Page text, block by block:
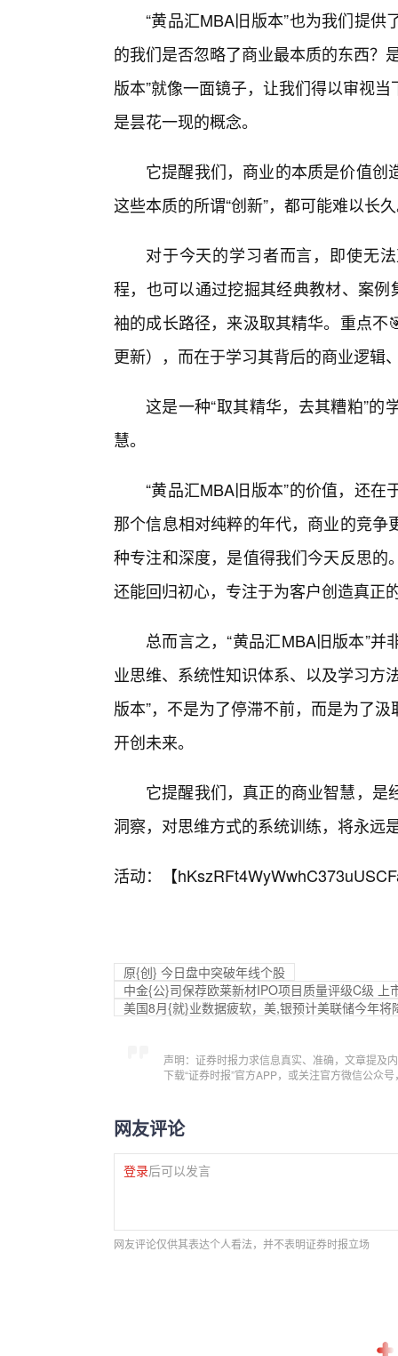
“黄品汇MBA旧版本”也为我们提
的我们是否忽略了商业最本质的东西？
版本”就像一面镜子，让我们得以审视
是昙花一现的概念。
它提醒我们，商业的本质是价值
这些本质的所谓“创新”，都可能难以长
对于今天的学习者而言，即使无
程，也可以通过挖掘其经典教材、案
袖的成长路径，来汲取其精华。重点
更新），而在于学习其背后的商业逻辑
这是一种“取其精华，去其糟粕”
慧。
“黄品汇MBA旧版本”的价值，还
那个信息相对纯粹的年代，商业的竞
种专注和深度，是值得我们今天反思
还能回归初心，专注于为客户创造真正
总而言之，“黄品汇MBA旧版本”
业思维、系统性知识体系、以及学习方
版本”，不是为了停滞不前，而是为了
开创未来。
它提醒我们，真正的商业智慧，
洞察，对思维方式的系统训练，将永远
活动：【
原{创} 今日盘中突破年线个股
中金{公}司保荐欧莱新材IPO项目质量评级C级 上
美国8月{就}业数据疲软，美,银预计美联储今年将
声明：证券时报力求信息真实、准确，文章提及
下载“证券时报”官方APP，或关注官方微信公众
网友评论
登录后可以发言
网友评论仅供其表达个人看法，并不表明证券时报立场